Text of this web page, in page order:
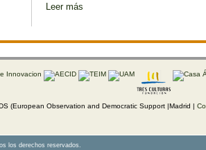
Leer más
(European Observation and Democratic Support |Madrid |
los derechos reservados.